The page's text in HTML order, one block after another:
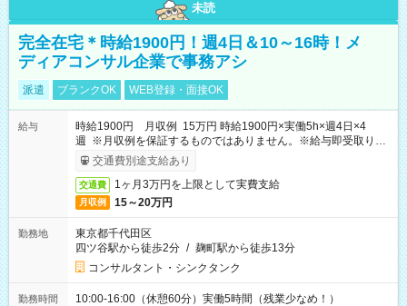
未読
完全在宅＊時給1900円！週4日＆10～16時！メ
ディアコンサル企業で事務アシ
派遣 ブランクOK WEB登録・面接OK
給与
時給1900円 月収例 15万円 時給1900円×実働5h×週4日×4
週 ※月収例を保証するものではありません。※給与即受取りサ
ービス利用可（利用条件有）
交通費別途支給あり
交通費 1ヶ月3万円を上限として実費支給
月収例 15～20万円
勤務地
東京都千代田区
四ツ谷駅から徒歩2分 / 麹町駅から徒歩13分
コンサルタント・シンクタンク
勤務時間 10:00-16:00（休憩60分）実働5時間（残業少なめ！）